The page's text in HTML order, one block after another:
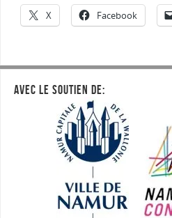
X Facebook
AVEC LE SOUTIEN DE: